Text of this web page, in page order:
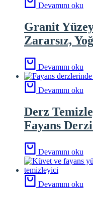
Devamını oku
Granit
Zararsız,
Devamını oku
Devamını oku
Derz
Fayans
Devamını oku
Devamını oku